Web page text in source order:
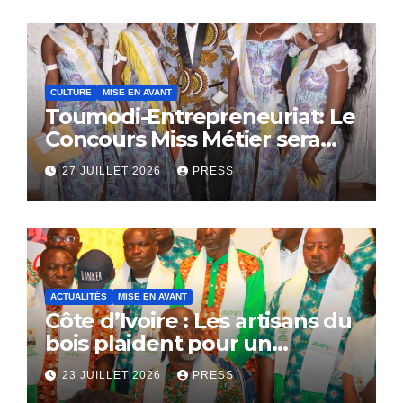
CULTURE MISE EN AVANT
Toumodi-Entrepreneuriat: Le
Concours Miss Métier sera
bientôt lance.
27 JUILLET 2026 PRESS
ACTUALITÉS MISE EN AVANT
Côte d’Ivoire : Les artisans du
bois plaident pour un
dialogue national
23 JUILLET 2026 PRESS